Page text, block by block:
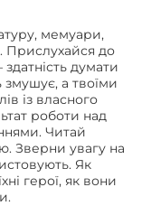
мемуари,
Прислухайся до
здатність думати
змушує, а твоїми
із власного
роботи над
Читай
Зверни увагу на
Як
герої, як вони